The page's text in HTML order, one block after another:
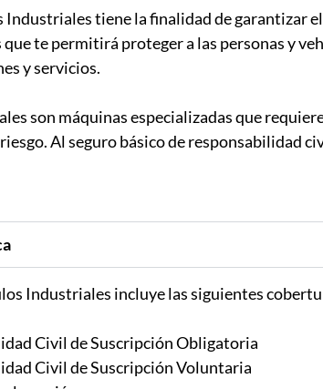
Industriales tiene la finalidad de garantizar
te permitirá proteger a las personas y
y servicios.
son máquinas especializadas que
Al seguro básico de responsabilidad
Industriales incluye las siguientes
Civil de Suscripción Obligatoria
Civil de Suscripción Voluntaria